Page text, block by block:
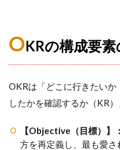
OKRの構成要
OKRは「どこに行きたい
したかを確認するか（KR）
【Objective（目標）】：
方を再定義し、最も愛さ